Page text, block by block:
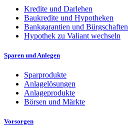
Kredite und Darlehen
Baukredite und Hypotheken
Bankgarantien und Bürgschaften
Hypothek zu Valiant wechseln
Sparen und Anlegen
Sparprodukte
Anlagelösungen
Anlageprodukte
Börsen und Märkte
Vorsorgen